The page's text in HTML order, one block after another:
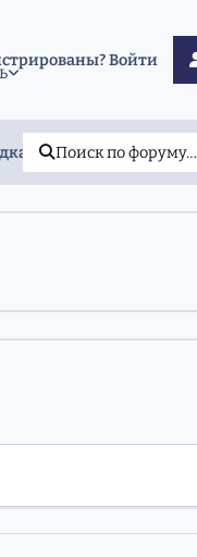
Войти
Поиск по форуму…